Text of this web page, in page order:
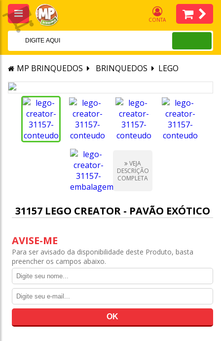
CONTA
MP BRINQUEDOS BRINQUEDOS LEGO
VEJA
DESCRIÇÃO
COMPLETA
31157 LEGO CREATOR - PAVÃO EXÓTICO
AVISE-ME
Para ser avisado da disponibilidade deste Produto, basta
preencher os campos abaixo.